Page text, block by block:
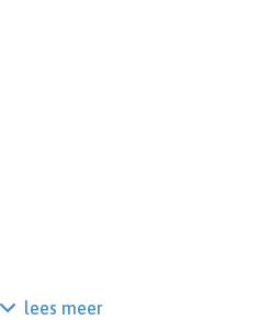
lees meer